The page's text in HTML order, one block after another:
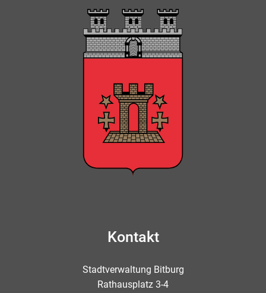
Kontakt
Stadtverwaltung Bitburg
Rathausplatz 3-4